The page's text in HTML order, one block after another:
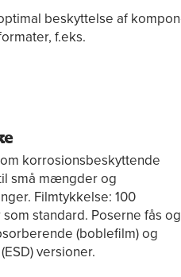
beskyttelse af
f.eks.
korrosionsbeskyttende
små mængder og
Filmtykkelse: 100
standard. Poserne fås
(boblefilm) og
versioner.